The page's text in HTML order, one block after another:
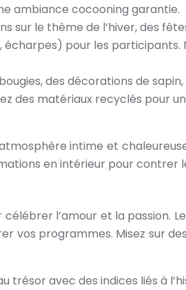
ambiance cocooning garantie.
le thème de l’hiver, des
pour les participants.
des décorations de
des matériaux recyclés
intime et
en intérieur pour contrer
l’amour et la passion.
vos programmes. Misez sur
trésor avec des indices liés à